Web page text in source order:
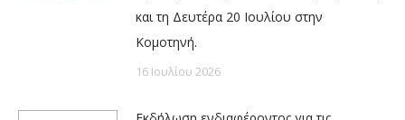
και τη Δευτέρα 20 Ιουλίου στην
Κομοτηνή.
16 Ιουλίου 2026